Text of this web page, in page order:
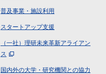
普及事業・施設利用
スタートアップ支援
（一社）理研未来革新アライアン
ス
国内外の大学・研究機関との協力